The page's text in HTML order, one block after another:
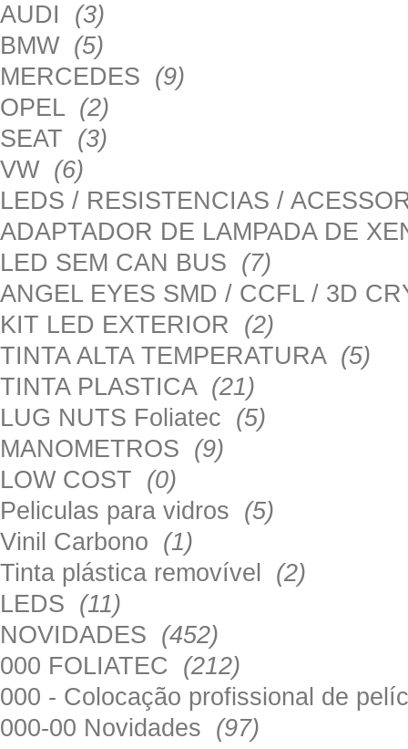
AUDI (3)
BMW (5)
MERCEDES (9)
OPEL (2)
SEAT (3)
VW (6)
LEDS / RESISTENCIAS /
ADAPTADOR DE LAMPADA DE
LED SEM CAN BUS (7)
ANGEL EYES SMD / CCFL / 3D
KIT LED EXTERIOR (2)
TINTA ALTA TEMPERATURA (5)
TINTA PLASTICA (21)
LUG NUTS Foliatec (5)
MANOMETROS (9)
LOW COST (0)
Peliculas para vidros (5)
Vinil Carbono (1)
Tinta plástica removível (2)
LEDS (11)
NOVIDADES (452)
000 FOLIATEC (212)
000 - Colocação profissional de
000-00 Novidades (97)